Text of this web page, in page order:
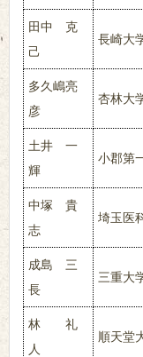
田中 克
己
長崎大
多久嶋亮
彦
杏林大
土井 一
輝
小郡第
中塚 貴
志
埼玉医
成島 三
長
三重大
林 礼
人
順天堂